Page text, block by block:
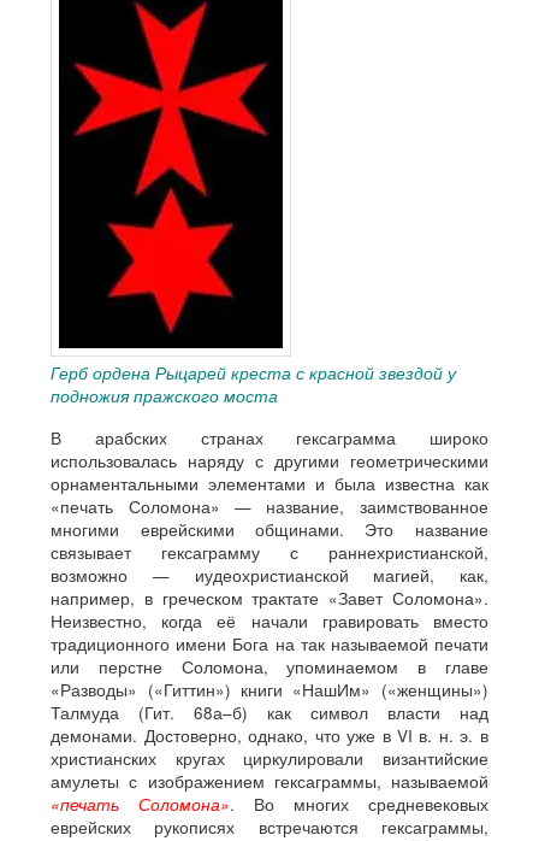
Герб ордена Рыцарей креста с красной звездой у
подножия пражского моста
В арабских странах гексаграмма широко
использовалась наряду с другими геометрическими
орнаментальными элементами и была известна как
«печать Соломона» — название, заимствованное
многими еврейскими общинами. Это название
связывает гексаграмму с раннехристианской,
возможно — иудеохристианской магией, как,
например, в греческом трактате «Завет Соломона».
Неизвестно, когда её начали гравировать вместо
традиционного имени Бога на так называемой печати
или перстне Соломона, упоминаемом в главе
«Разводы» («Гиттин») книги «НашИм» («женщины»)
Талмуда (Гит. 68а–б) как символ власти над
демонами. Достоверно, однако, что уже в VI в. н. э. в
христианских кругах циркулировали византийские
амулеты с изображением гексаграммы, называемой
«печать Соломона». Во многих средневековых
еврейских рукописях встречаются гексаграммы,